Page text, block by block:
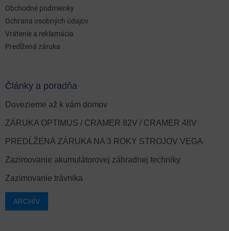
Obchodné podmienky
Ochrana osobných údajov
Vrátenie a reklamácia
Predĺžená záruka
Články a poradňa
Dovezieme až k vám domov
ZÁRUKA OPTIMUS / CRAMER 82V / CRAMER 48V
PREDĹŽENÁ ZÁRUKA NA 3 ROKY STROJOV VEGA
Zazimovanie akumulátorovej záhradnej techniky
Zazimovanie trávnika
ARCHÍV